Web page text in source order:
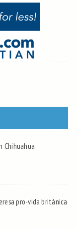
Chihuahua
pro-vida británica